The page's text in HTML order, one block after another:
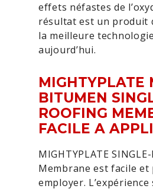
effets néfastes de
résultat est un produit
la meilleure
aujourd’hui.
MIGHTYPLATE
BITUMEN
ROOFING
FACILE A
MIGHTYPLATE
Membrane est facile et
employer. L’expérience